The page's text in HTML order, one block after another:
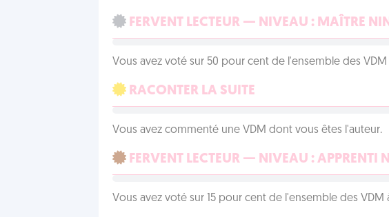
FERVENT LECTEUR — NIVEAU : MAÎTRE
Vous avez voté sur 50 pour cent de l'ensemble des VDM
RACONTER LA SUITE
Vous avez commenté une VDM dont vous êtes l'auteur.
FERVENT LECTEUR — NIVEAU : APPRENTI
Vous avez voté sur 15 pour cent de l'ensemble des VDM